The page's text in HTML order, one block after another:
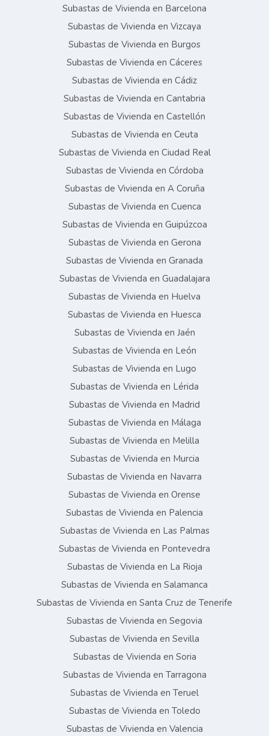
Subastas de Vivienda en Barcelona
Subastas de Vivienda en Vizcaya
Subastas de Vivienda en Burgos
Subastas de Vivienda en Cáceres
Subastas de Vivienda en Cádiz
Subastas de Vivienda en Cantabria
Subastas de Vivienda en Castellón
Subastas de Vivienda en Ceuta
Subastas de Vivienda en Ciudad Real
Subastas de Vivienda en Córdoba
Subastas de Vivienda en A Coruña
Subastas de Vivienda en Cuenca
Subastas de Vivienda en Guipúzcoa
Subastas de Vivienda en Gerona
Subastas de Vivienda en Granada
Subastas de Vivienda en Guadalajara
Subastas de Vivienda en Huelva
Subastas de Vivienda en Huesca
Subastas de Vivienda en Jaén
Subastas de Vivienda en León
Subastas de Vivienda en Lugo
Subastas de Vivienda en Lérida
Subastas de Vivienda en Madrid
Subastas de Vivienda en Málaga
Subastas de Vivienda en Melilla
Subastas de Vivienda en Murcia
Subastas de Vivienda en Navarra
Subastas de Vivienda en Orense
Subastas de Vivienda en Palencia
Subastas de Vivienda en Las Palmas
Subastas de Vivienda en Pontevedra
Subastas de Vivienda en La Rioja
Subastas de Vivienda en Salamanca
Subastas de Vivienda en Santa Cruz de Tenerife
Subastas de Vivienda en Segovia
Subastas de Vivienda en Sevilla
Subastas de Vivienda en Soria
Subastas de Vivienda en Tarragona
Subastas de Vivienda en Teruel
Subastas de Vivienda en Toledo
Subastas de Vivienda en Valencia